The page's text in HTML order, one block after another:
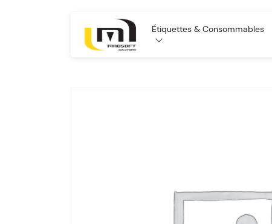
Étiquettes & Consommables